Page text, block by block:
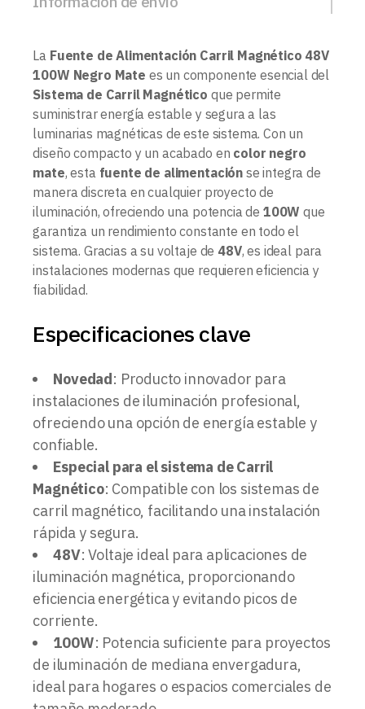
La Fuente de Alimentación Carril Magnético 48V
100W Negro Mate es un componente esencial del
Sistema de Carril Magnético que permite
suministrar energía estable y segura a las
luminarias magnéticas de este sistema. Con un
diseño compacto y un acabado en color negro
mate, esta fuente de alimentación se integra de
manera discreta en cualquier proyecto de
iluminación, ofreciendo una potencia de 100W que
garantiza un rendimiento constante en todo el
sistema. Gracias a su voltaje de 48V, es ideal para
instalaciones modernas que requieren eficiencia y
fiabilidad.
Especificaciones clave
Novedad: Producto innovador para
instalaciones de iluminación profesional,
ofreciendo una opción de energía estable y
confiable.
Especial para el sistema de Carril
Magnético: Compatible con los sistemas de
carril magnético, facilitando una instalación
rápida y segura.
48V: Voltaje ideal para aplicaciones de
iluminación magnética, proporcionando
eficiencia energética y evitando picos de
corriente.
100W: Potencia suficiente para proyectos
de iluminación de mediana envergadura,
ideal para hogares o espacios comerciales de